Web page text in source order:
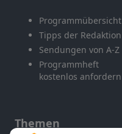
Programmübersicht
Tipps der Redaktion
Sendungen von A-Z
Programmheft
kostenlos anfordern
Themen